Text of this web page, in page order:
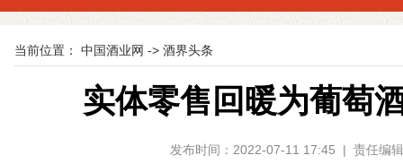
当前位置： 中国酒业网 -> 酒界头条
实体零售回暖为葡萄
发布时间：2022-07-11 17:45 | 责任